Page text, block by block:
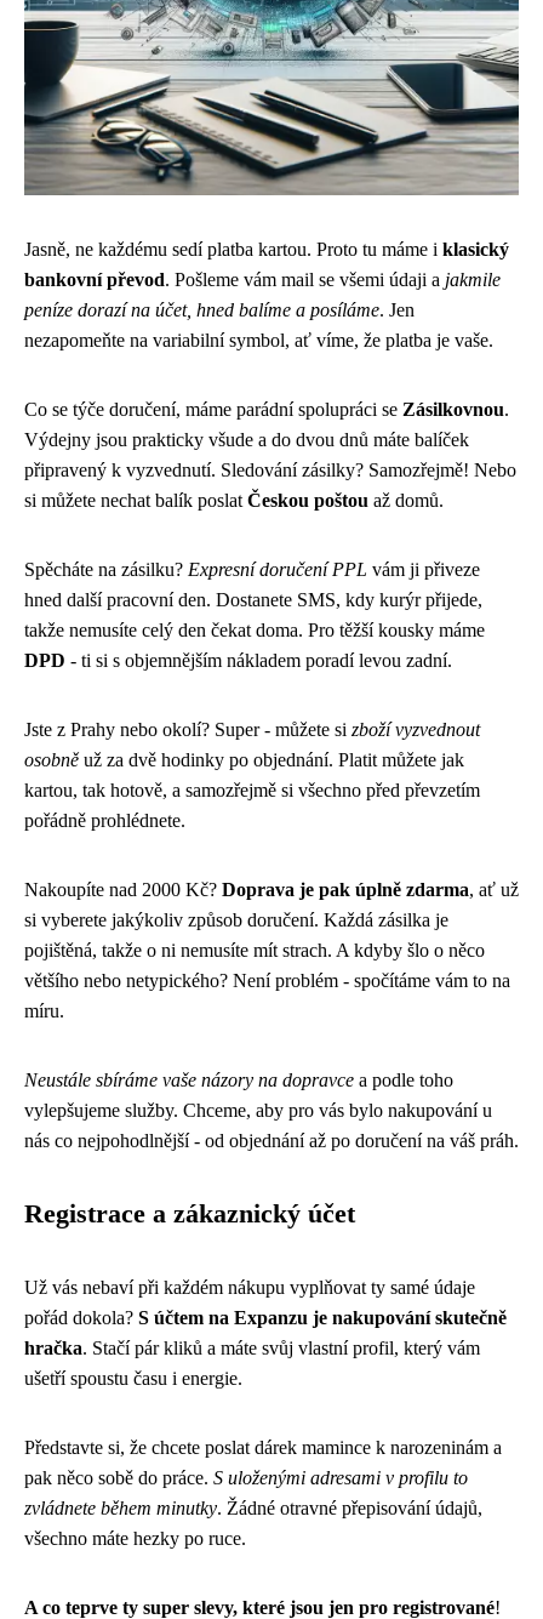
Jasně, ne každému sedí platba kartou. Proto tu máme i klasický
bankovní převod. Pošleme vám mail se všemi údaji a jakmile
peníze dorazí na účet, hned balíme a posíláme. Jen
nezapomeňte na variabilní symbol, ať víme, že platba je vaše.
Co se týče doručení, máme parádní spolupráci se Zásilkovnou.
Výdejny jsou prakticky všude a do dvou dnů máte balíček
připravený k vyzvednutí. Sledování zásilky? Samozřejmě! Nebo
si můžete nechat balík poslat Českou poštou až domů.
Spěcháte na zásilku? Expresní doručení PPL vám ji přiveze
hned další pracovní den. Dostanete SMS, kdy kurýr přijede,
takže nemusíte celý den čekat doma. Pro těžší kousky máme
DPD - ti si s objemnějším nákladem poradí levou zadní.
Jste z Prahy nebo okolí? Super - můžete si zboží vyzvednout
osobně už za dvě hodinky po objednání. Platit můžete jak
kartou, tak hotově, a samozřejmě si všechno před převzetím
pořádně prohlédnete.
Nakoupíte nad 2000 Kč? Doprava je pak úplně zdarma, ať už
si vyberete jakýkoliv způsob doručení. Každá zásilka je
pojištěná, takže o ni nemusíte mít strach. A kdyby šlo o něco
většího nebo netypického? Není problém - spočítáme vám to na
míru.
Neustále sbíráme vaše názory na dopravce a podle toho
vylepšujeme služby. Chceme, aby pro vás bylo nakupování u
nás co nejpohodlnější - od objednání až po doručení na váš práh.
Registrace a zákaznický účet
Už vás nebaví při každém nákupu vyplňovat ty samé údaje
pořád dokola? S účtem na Expanzu je nakupování skutečně
hračka. Stačí pár kliků a máte svůj vlastní profil, který vám
ušetří spoustu času i energie.
Představte si, že chcete poslat dárek mamince k narozeninám a
pak něco sobě do práce. S uloženými adresami v profilu to
zvládnete během minutky. Žádné otravné přepisování údajů,
všechno máte hezky po ruce.
A co teprve ty super slevy, které jsou jen pro registrované!